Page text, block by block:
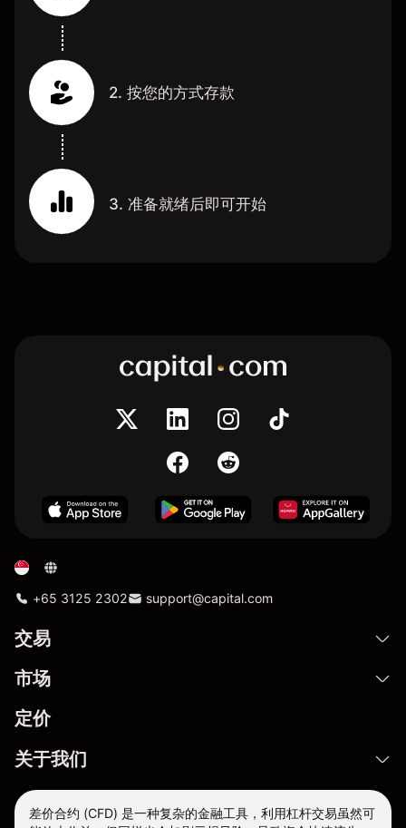
2. 按您的方式存款
3. 准备就绪后即可开始
+65 3125 2302 support@capital.com
交易
市场
定价
关于我们
差价合约 (CFD) 是一种复杂的金融工具，利用杠杆交易虽然可